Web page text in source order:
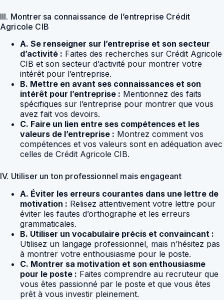
III. Montrer sa connaissance de l’entreprise Crédit
Agricole CIB
A. Se renseigner sur l’entreprise et son secteur
d’activité : Faites des recherches sur Crédit Agricole
CIB et son secteur d’activité pour montrer votre
intérêt pour l’entreprise.
B. Mettre en avant ses connaissances et son
intérêt pour l’entreprise : Mentionnez des faits
spécifiques sur l’entreprise pour montrer que vous
avez fait vos devoirs.
C. Faire un lien entre ses compétences et les
valeurs de l’entreprise : Montrez comment vos
compétences et vos valeurs sont en adéquation avec
celles de Crédit Agricole CIB.
IV. Utiliser un ton professionnel mais engageant
A. Éviter les erreurs courantes dans une lettre de
motivation : Relisez attentivement votre lettre pour
éviter les fautes d’orthographe et les erreurs
grammaticales.
B. Utiliser un vocabulaire précis et convaincant :
Utilisez un langage professionnel, mais n’hésitez pas
à montrer votre enthousiasme pour le poste.
C. Montrer sa motivation et son enthousiasme
pour le poste : Faites comprendre au recruteur que
vous êtes passionné par le poste et que vous êtes
prêt à vous investir pleinement.